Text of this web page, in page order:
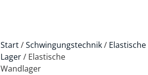
Start/Schwingungstechnik/ Elastische
Lager/ Elastische
Wandlager